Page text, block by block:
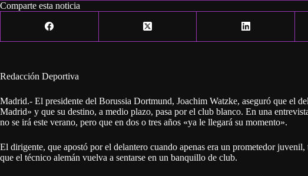
Comparte esta noticia
Redacción Deportiva
Madrid.- El presidente del Borussia Dortmund, Joachim Watzke, aseguró que el
Madrid» y que su destino, a medio plazo, pasa por el club blanco. En una
no se irá este verano, pero que en dos o tres años «ya le llegará su momento».
El dirigente, que apostó por el delantero cuando apenas era un prometedor
que el técnico alemán vuelva a sentarse en un banquillo de club.